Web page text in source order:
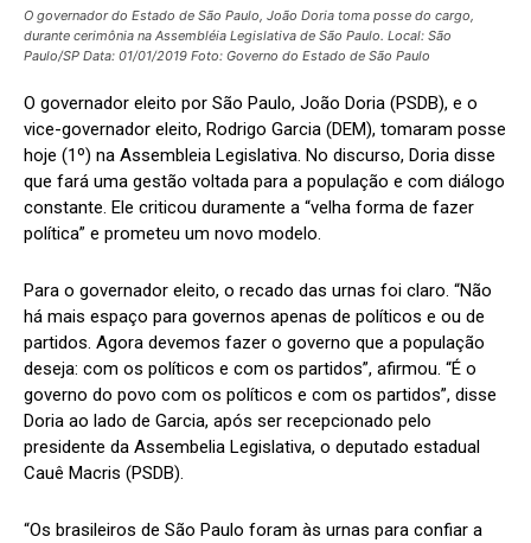
O governador do Estado de São Paulo, João Doria toma posse do cargo,
durante cerimônia na Assembléia Legislativa de São Paulo. Local: São
Paulo/SP Data: 01/01/2019 Foto: Governo do Estado de São Paulo
O governador eleito por São Paulo, João Doria (PSDB), e o
vice-governador eleito, Rodrigo Garcia (DEM), tomaram posse
hoje (1º) na Assembleia Legislativa. No discurso, Doria disse
que fará uma gestão voltada para a população e com diálogo
constante. Ele criticou duramente a “velha forma de fazer
política” e prometeu um novo modelo.
Para o governador eleito, o recado das urnas foi claro. “Não
há mais espaço para governos apenas de políticos e ou de
partidos. Agora devemos fazer o governo que a população
deseja: com os políticos e com os partidos”, afirmou. “É o
governo do povo com os políticos e com os partidos”, disse
Doria ao lado de Garcia, após ser recepcionado pelo
presidente da Assembelia Legislativa, o deputado estadual
Cauê Macris (PSDB).
“Os brasileiros de São Paulo foram às urnas para confiar a